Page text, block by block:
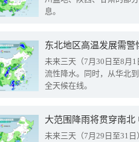
息。
东北地区高温发展需
未来三天（7月30日至8月
流性降水。同时，从华北
全天候在线。
大范围降雨将贯穿南
未来三天（7月29日至31